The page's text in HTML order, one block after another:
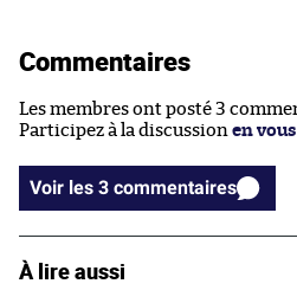
Commentaires
Les membres ont posté 3
Participez à la discussion en
Voir les 3 commentaires
À lire aussi